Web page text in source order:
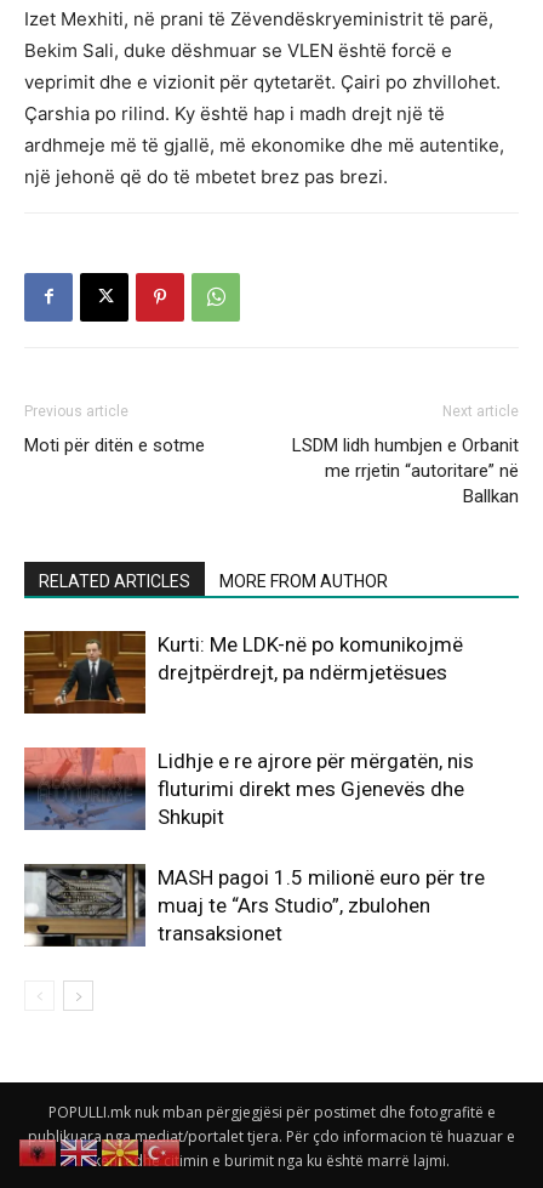
Izet Mexhiti, në prani të Zëvendëskryeministrit të parë,
Bekim Sali, duke dëshmuar se VLEN është forcë e
veprimit dhe e vizionit për qytetarët. Çairi po zhvillohet.
Çarshia po rilind. Ky është hap i madh drejt një të
ardhmeje më të gjallë, më ekonomike dhe më autentike,
një jehonë që do të mbetet brez pas brezi.
Previous article
Moti për ditën e sotme
Next article
LSDM lidh humbjen e Orbanit
me rrjetin “autoritare” në
Ballkan
RELATED ARTICLES MORE FROM AUTHOR
Kurti: Me LDK-në po komunikojmë
drejtpërdrejt, pa ndërmjetësues
Lidhje e re ajrore për mërgatën, nis
fluturimi direkt mes Gjenevës dhe
Shkupit
MASH pagoi 1.5 milionë euro për tre
muaj te “Ars Studio”, zbulohen
transaksionet
POPULLI.mk nuk mban përgjegjësi për postimet dhe fotografitë e
publikuara nga mediat/portalet tjera. Për çdo informacion të huazuar e
keni edhe citimin e burimit nga ku është marrë lajmi.